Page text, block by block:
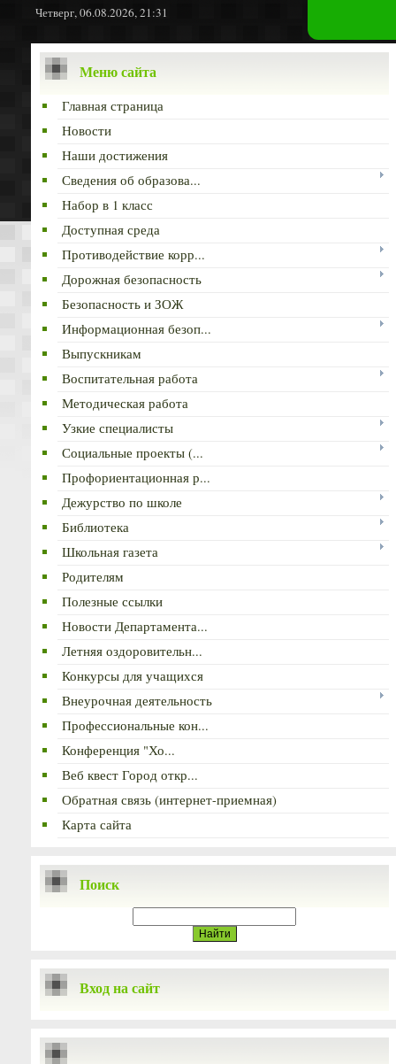
Четверг, 06.08.2026, 21:31
Меню сайта
Главная страница
Новости
Наши достижения
Сведения об образова...
Набор в 1 класс
Доступная среда
Противодействие корр...
Дорожная безопасность
Безопасность и ЗОЖ
Информационная безоп...
Выпускникам
Воспитательная работа
Методическая работа
Узкие специалисты
Социальные проекты (...
Профориентационная р...
Дежурство по школе
Библиотека
Школьная газета
Родителям
Полезные ссылки
Новости Департамента...
Летняя оздоровительн...
Конкурсы для учащихся
Внеурочная деятельность
Профессиональные кон...
Конференция "Хо...
Веб квест Город откр...
Обратная связь (интернет-приемная)
Карта сайта
Поиск
Вход на сайт